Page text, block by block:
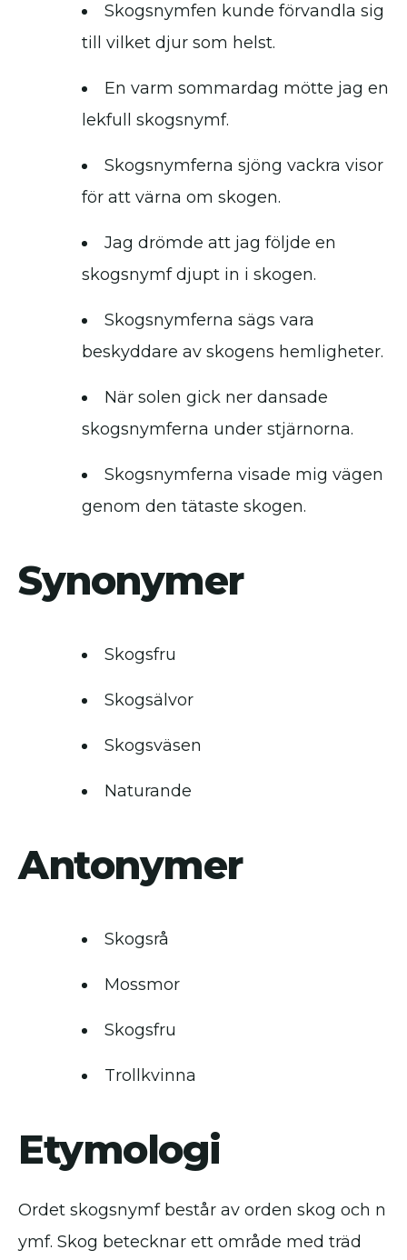
Skogsnymfen kunde förvandla sig
till vilket djur som helst.
En varm sommardag mötte jag en
lekfull skogsnymf.
Skogsnymferna sjöng vackra visor
för att värna om skogen.
Jag drömde att jag följde en
skogsnymf djupt in i skogen.
Skogsnymferna sägs vara
beskyddare av skogens hemligheter.
När solen gick ner dansade
skogsnymferna under stjärnorna.
Skogsnymferna visade mig vägen
genom den tätaste skogen.
Synonymer
Skogsfru
Skogsälvor
Skogsväsen
Naturande
Antonymer
Skogsrå
Mossmor
Skogsfru
Trollkvinna
Etymologi
Ordet skogsnymf består av orden skog och n
ymf. Skog betecknar ett område med träd